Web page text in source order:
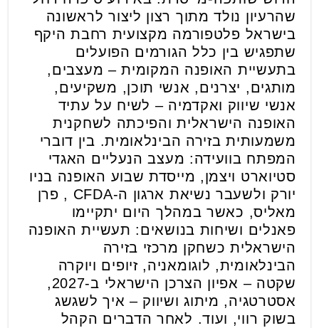
שהרעיון נולד מתוך רצון ליצור לראשונה
בישראל פלטפורמה מקצועית רחבת היקף
שתפגיש בין כלל הגורמים הפועלים
בתעשיית האופנה המקומית – מעצבים,
מותגים, יצרנים, אנשי תוכן, משקיעים,
אנשי שיווק ואקדמיה – לשיח על עתיד
האופנה הישראלית והפיכתה לשחקנית
משמעותית בזירה הבינלאומית. בין דוברי
המפתח בוועידה: מעצב הנעליים האגדי
סטיוארט ויצמן, מייסדת שבוע האופנה בניו
יורק ולשעבר נשיאת ארגון ה-CFDA , פרן
מאליס, כאשר במהלך היום יתקיימו
פאנלים ושיחות בנושאים: תעשיית האופנה
הישראלית כשחקן מרכזי בזירה
הבינלאומית, לוגומאניה, זיופים ויוקרה
שקטה – אפיון הצרכן הישראלי ב-2027,
אסטרטגיה, מיתוג ושיווק – איך לשגשג
בשוק רווי, ועוד. לאחר הדברים הקהל